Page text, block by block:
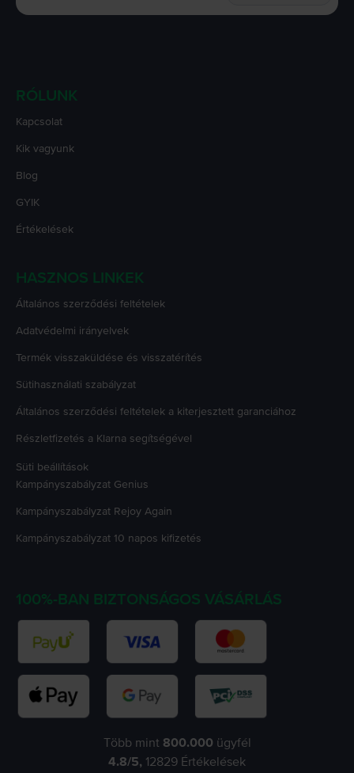
RÓLUNK
Kapcsolat
Kik vagyunk
Blog
GYIK
Értékelések
HASZNOS LINKEK
Általános szerződési feltételek
Adatvédelmi irányelvek
Termék visszaküldése és visszatérítés
Sütihasználati szabályzat
Általános szerződési feltételek a kiterjesztett garanciához
Részletfizetés a Klarna segítségével
Süti beállítások
Kampányszabályzat Genius
Kampányszabályzat Rejoy Again
Kampányszabályzat 10 napos kifizetés
100%-BAN BIZTONSÁGOS VÁSÁRLÁS
Több mint 800.000 ügyfél
4.8/5, 12829 Értékelések